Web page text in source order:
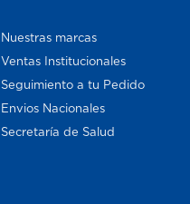
Nuestras marcas
Ventas Institucionales
Seguimiento a tu Pedido
Envios Nacionales
Secretaría de Salud